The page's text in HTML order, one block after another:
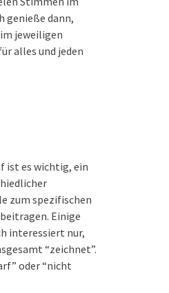
genieße dann,
jeweiligen
alles und jeden
ist es wichtig, ein
zum spezifischen
Einige
interessiert nur,
“zeichnet”.
oder “nicht